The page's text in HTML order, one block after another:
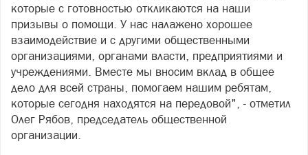
которые с готовностью откликаются на наши
призывы о помощи. У нас налажено хорошее
взаимодействие и с другими общественными
организациями, органами власти, предприятиями и
учреждениями. Вместе мы вносим вклад в общее
дело для всей страны, помогаем нашим ребятам,
которые сегодня находятся на передовой", - отметил
Олег Рябов, председатель общественной
организации.